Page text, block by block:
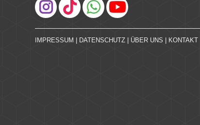
Instagram
IMPRESSUM | DATENSCHUTZ | ÜBER UNS | KONTAKT